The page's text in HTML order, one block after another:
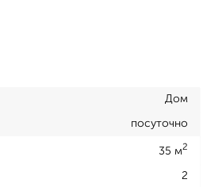
Дом
посуточно
35 м2
2